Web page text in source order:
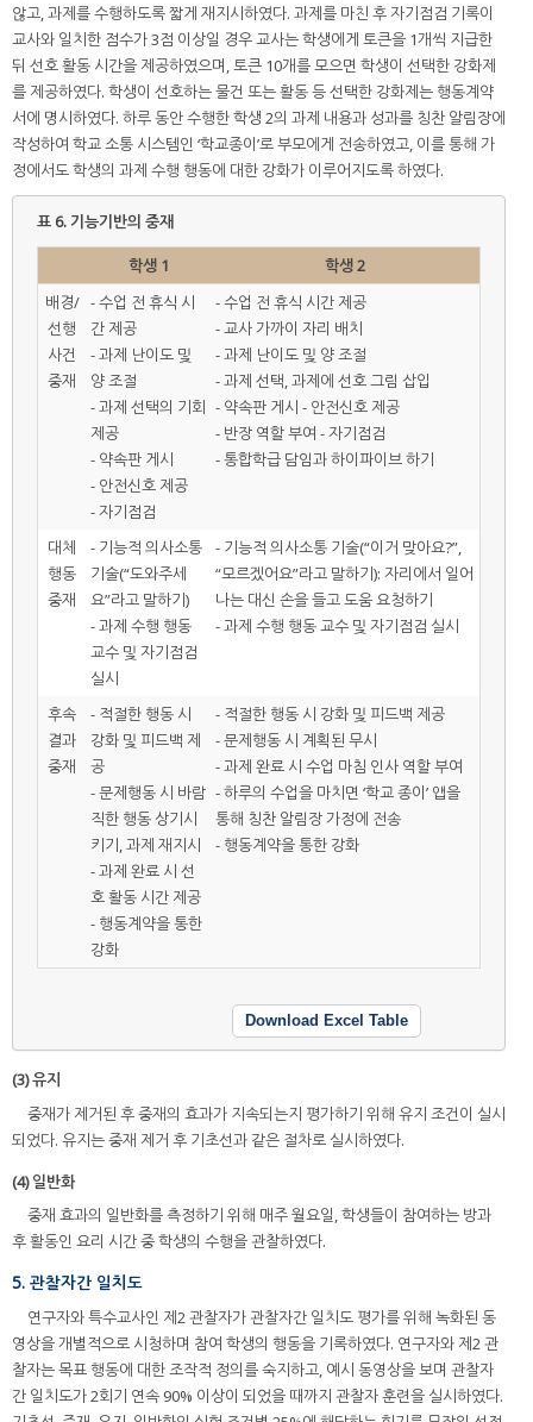
않고, 과제를 수행하도록 짧게 재지시하였다. 과제를 마친 후 자기점검 기록이
교사와 일치한 점수가 3점 이상일 경우 교사는 학생에게 토큰을 1개씩 지급한
뒤 선호 활동 시간을 제공하였으며, 토큰 10개를 모으면 학생이 선택한 강화제
를 제공하였다. 학생이 선호하는 물건 또는 활동 등 선택한 강화제는 행동계약
서에 명시하였다. 하루 동안 수행한 학생 2의 과제 내용과 성과를 칭찬 알림장에
작성하여 학교 소통 시스템인 ‘학교종이’로 부모에게 전송하였고, 이를 통해 가
정에서도 학생의 과제 수행 행동에 대한 강화가 이루어지도록 하였다.
표 6. 기능기반의 중재
학생 1
학생 2
배경/
선행
사건
중재
- 수업 전 휴식 시
간 제공
- 과제 난이도 및
양 조절
- 과제 선택의 기회
제공
- 약속판 게시
- 안전신호 제공
- 자기점검
- 수업 전 휴식 시간 제공
- 교사 가까이 자리 배치
- 과제 난이도 및 양 조절
- 과제 선택, 과제에 선호 그림 삽입
- 약속판 게시 - 안전신호 제공
- 반장 역할 부여 - 자기점검
- 통합학급 담임과 하이파이브 하기
대체
행동
중재
- 기능적 의사소통
기술(“도와주세
요”라고 말하기)
- 과제 수행 행동
교수 및 자기점검
실시
- 기능적 의사소통 기술(“이거 맞아요?”,
“모르겠어요”라고 말하기): 자리에서 일어
나는 대신 손을 들고 도움 요청하기
- 과제 수행 행동 교수 및 자기점검 실시
후속
결과
중재
- 적절한 행동 시
강화 및 피드백 제
공
- 문제행동 시 바람
직한 행동 상기시
키기, 과제 재지시
- 과제 완료 시 선
호 활동 시간 제공
- 행동계약을 통한
강화
- 적절한 행동 시 강화 및 피드백 제공
- 문제행동 시 계획된 무시
- 과제 완료 시 수업 마침 인사 역할 부여
- 하루의 수업을 마치면 ‘학교 종이’ 앱을
통해 칭찬 알림장 가정에 전송
- 행동계약을 통한 강화
Download Excel Table
(3) 유지
중재가 제거된 후 중재의 효과가 지속되는지 평가하기 위해 유지 조건이 실시
되었다. 유지는 중재 제거 후 기초선과 같은 절차로 실시하였다.
(4) 일반화
중재 효과의 일반화를 측정하기 위해 매주 월요일, 학생들이 참여하는 방과
후 활동인 요리 시간 중 학생의 수행을 관찰하였다.
5. 관찰자간 일치도
연구자와 특수교사인 제2 관찰자가 관찰자간 일치도 평가를 위해 녹화된 동
영상을 개별적으로 시청하며 참여 학생의 행동을 기록하였다. 연구자와 제2 관
찰자는 목표 행동에 대한 조작적 정의를 숙지하고, 예시 동영상을 보며 관찰자
간 일치도가 2회기 연속 90% 이상이 되었을 때까지 관찰자 훈련을 실시하였다.